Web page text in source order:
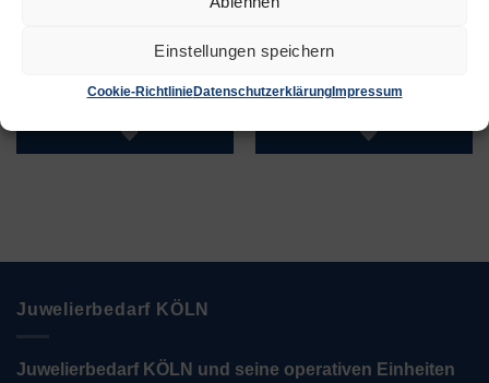
Einstellungen speichern
Cookie-RichtlinieDatenschutzerklärungImpressum
Zur Wunschliste Zur Wunschliste
Juwelierbedarf KÖLN
Juwelierbedarf KÖLN und seine operativen Einheiten